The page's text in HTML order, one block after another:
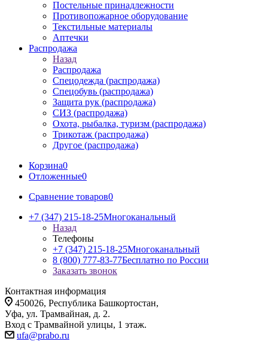
Постельные принадлежности
Противопожарное оборудование
Текстильные материалы
Аптечки
Распродажа
Назад
Распродажа
Спецодежда (распродажа)
Спецобувь (распродажа)
Защита рук (распродажа)
СИЗ (распродажа)
Охота, рыбалка, туризм (распродажа)
Трикотаж (распродажа)
Другое (распродажа)
Корзина0
Отложенные0
Сравнение товаров0
+7 (347) 215-18-25Многоканальный
Назад
Телефоны
+7 (347) 215-18-25Многоканальный
8 (800) 777-83-77Бесплатно по России
Заказать звонок
Контактная информация
450026, Республика Башкортостан,
Уфа, ул. Трамвайная, д. 2.
Вход с Трамвайной улицы, 1 этаж.
ufa@prabo.ru